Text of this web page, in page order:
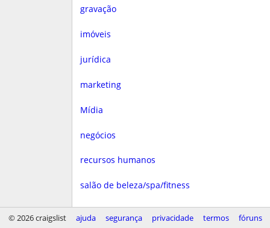
gravação
imóveis
jurídica
marketing
Mídia
negócios
recursos humanos
salão de beleza/spa/fitness
saúde
© 2026 craigslist ajuda segurança privacidade termos fóruns